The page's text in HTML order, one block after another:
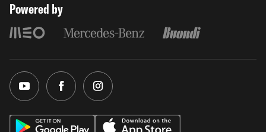
Powered by